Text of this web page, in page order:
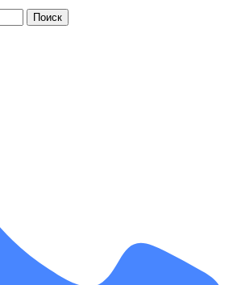
Поиск